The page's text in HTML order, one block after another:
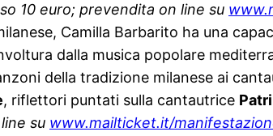
10 euro; prevendita on line su
Camilla Barbarito ha una
dalla musica popolare
della tradizione milanese ai
, riflettori puntati sulla cantautrice
su www.mailticket.it/